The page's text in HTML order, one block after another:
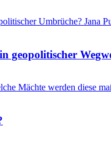
Umbrüche?
geopolitischer
Mächte werden diese